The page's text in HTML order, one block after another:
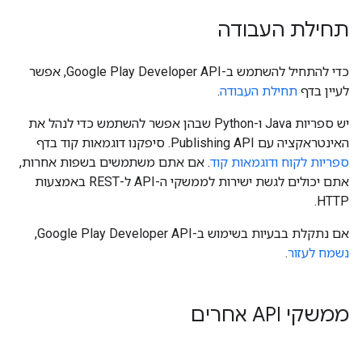
תחילת העבודה
כדי להתחיל להשתמש ב-Google Play Developer API, אפשר
לעיין בדף תחילת העבודה.
יש ספריות Java ו-Python שבהן אפשר להשתמש כדי לנהל את
האינטראקציה עם Publishing API. סיפקנו דוגמאות קוד בדף
ספריות לקוח ודוגמאות קוד. אם אתם משתמשים בשפות אחרות,
אתם יכולים לגשת ישירות לממשקי ה-API ל-REST באמצעות
HTTP.
אם נתקלת בבעיות בשימוש ב-Google Play Developer API,
נשמח לעזור.
ממשקי API אחרים